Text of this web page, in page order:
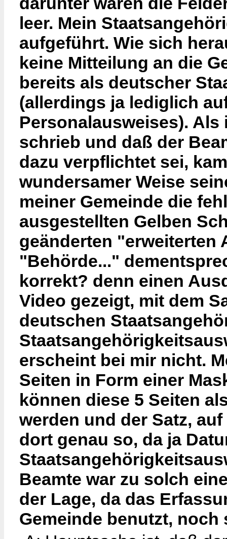
leer. Mein
aufgeführt. Wie sich
keine Mitteilung an die
bereits als deutscher
(allerdings ja lediglich
Personalausweises).
schrieb und daß der
dazu verpflichtet sei,
wundersamer Weise
meiner Gemeinde die
ausgestellten Gelben
geänderten "erweiterten
"Behörde..."
korrekt? denn einen
Video gezeigt, mit dem
deutschen
erscheint bei mir nicht.
Seiten in Form einer
können diese 5 Seiten
werden und der Satz,
dort genau so, da ja
Beamte war zu solch
der Lage, da das
Gemeinde benutzt, noch